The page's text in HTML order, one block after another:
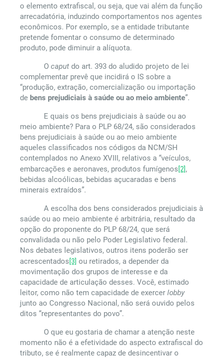
o elemento extrafiscal, ou seja, que vai além da função
arrecadatória, induzindo comportamentos nos agentes
econômicos. Por exemplo, se a entidade tributante
pretende fomentar o consumo de determinado
produto, pode diminuir a alíquota.
O caput do art. 393 do aludido projeto de lei
complementar prevê que incidirá o IS sobre a
“produção, extração, comercialização ou importação
de bens prejudiciais à saúde ou ao meio ambiente”.
E quais os bens prejudiciais à saúde ou ao
meio ambiente? Para o PLP 68/24, são considerados
bens prejudiciais à saúde ou ao meio ambiente
aqueles classificados nos códigos da NCM/SH
contemplados no Anexo XVIII, relativos a “veículos,
embarcações e aeronaves, produtos fumígenos[2],
bebidas alcoólicas, bebidas açucaradas e bens
minerais extraídos”.
A escolha dos bens considerados prejudiciais à
saúde ou ao meio ambiente é arbitrária, resultado da
opção do proponente do PLP 68/24, que será
convalidada ou não pelo Poder Legislativo federal.
Nos debates legislativos, outros itens poderão ser
acrescentados[3] ou retirados, a depender da
movimentação dos grupos de interesse e da
capacidade de articulação desses. Você, estimado
leitor, como não tem capacidade de exercer lobby
junto ao Congresso Nacional, não será ouvido pelos
ditos “representantes do povo”.
O que eu gostaria de chamar a atenção neste
momento não é a efetividade do aspecto extrafiscal do
tributo, se é realmente capaz de desincentivar o